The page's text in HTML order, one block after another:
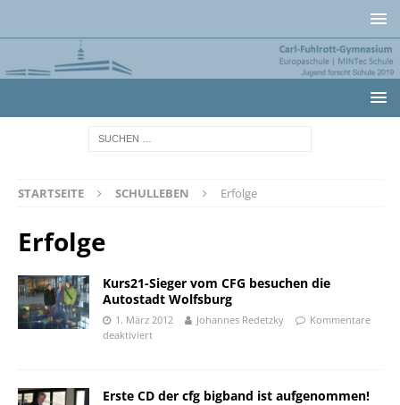
STARTSEITE SCHULLEBEN Erfolge
Erfolge
Kurs21-Sieger vom CFG besuchen die
Autostadt Wolfsburg
1. März 2012 Johannes Redetzky
Kommentare
deaktiviert
Erste CD der cfg bigband ist aufgenommen!